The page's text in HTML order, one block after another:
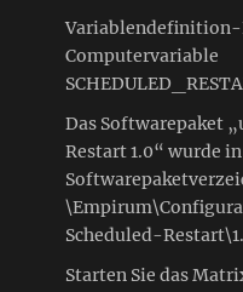
Computervariable
Das Softwarepaket
Restart 1.0“ wurde
Scheduled-
Starten Sie das